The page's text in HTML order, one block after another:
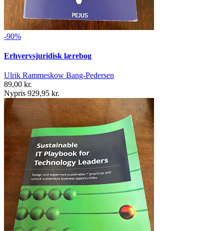
-90%
Erhvervsjuridisk lærebog
Ulrik Rammeskow Bang-Pedersen
89,00 kr.
Nypris 929,95 kr.